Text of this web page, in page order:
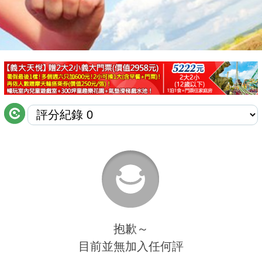
商家合作
推薦景點
討論區
聯絡我們
抱歉～
目前並無加入任何評